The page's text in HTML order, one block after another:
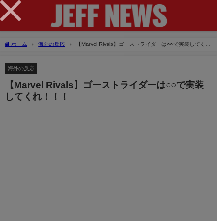
ホーム 海外の反応
【Marvel Rivals】ゴーストライダーは○○で実装してく
海外の反応
【Marvel Rivals】ゴーストライダーは○○で実装
してくれ！！！
×